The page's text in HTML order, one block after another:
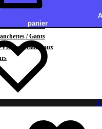
CADEAUX
Sous-vêtements
/ Gants
Visières / Bandeaux
panier